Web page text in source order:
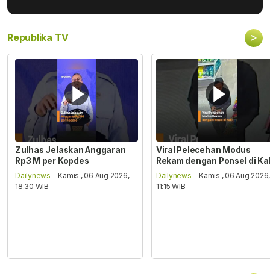
Republika TV >
Zulhas Jelaskan Anggaran
Rp3 M per Kopdes
Dailynews - Kamis , 06 Aug 2026,
18:30 WIB
Viral Pelecehan Modus
Rekam dengan Ponsel di
Dailynews - Kamis , 06 Aug 2026,
11:15 WIB